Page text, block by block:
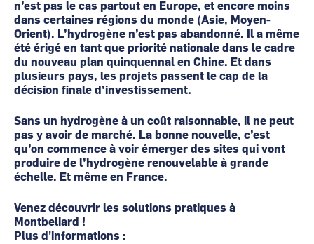
n’est pas le cas partout en Europe, et encore moins
dans certaines régions du monde (Asie, Moyen-
Orient). L’hydrogène n’est pas abandonné. Il a même
été érigé en tant que priorité nationale dans le cadre
du nouveau plan quinquennal en Chine. Et dans
plusieurs pays, les projets passent le cap de la
décision finale d’investissement.
Sans un hydrogène à un coût raisonnable, il ne peut
pas y avoir de marché. La bonne nouvelle, c’est
qu’on commence à voir émerger des sites qui vont
produire de l’hydrogène renouvelable à grande
échelle. Et même en France.
Venez découvrir les solutions pratiques à
Montbeliard !
Plus d'informations :